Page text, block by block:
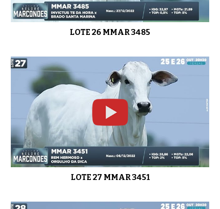
LOTE 26 MMAR 3485
LOTE 27 MMAR 3451